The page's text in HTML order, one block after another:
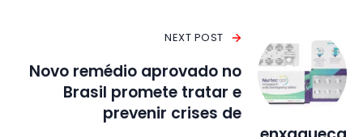
NEXT POST
Novo remédio aprovado no
Brasil promete tratar e
prevenir crises de